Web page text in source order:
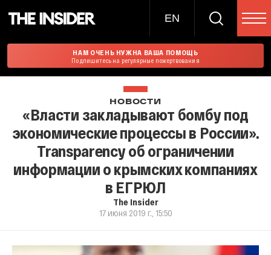
EN
НАМ ОЧЕНЬ НУЖНА ВАША ПОМОЩЬ
Подпишитесь на регулярные пожертвования
НОВОСТИ
«Власти закладывают бомбу под
экономические процессы в России».
Transparency об ограничении
информации о крымских компаниях
в ЕГРЮЛ
The Insider
17 июня 2019 г., 15:50